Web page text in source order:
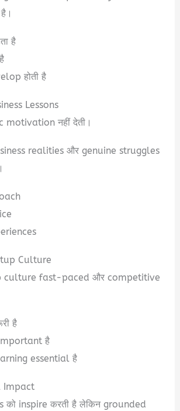
है
होती है
Lessons
motivation नहीं देती।
realities और genuine struggles
Culture
culture fast-paced और competitive
है
है
essential है
Impact
को inspire करती है लेकिन grounded